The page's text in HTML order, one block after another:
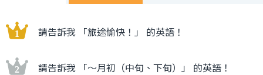
請告訴我 「旅途愉快！」 的英語！
請告訴我 「〜月初（中旬、下旬）」 的英語！